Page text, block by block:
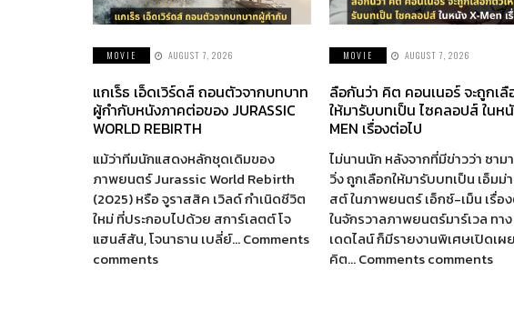
MOVIE AUGUST 7, 2026
แกเร็ธ เอ็ดเวิร์ดส์ ถอนตัวจากบทบาท
ผู้กำกับหนังภาคต่อของ JURASSIC
WORLD REBIRTH
แม้ว่าทีมนักแสดงหลักชุดเดิมของ
ภาพยนตร์ Jurassic World Rebirth
(2025) หรือ จูราสสิค เวิลด์ กำเนิดชีวิต
ใหม่ ที่ประกอบไปด้วย สการ์เลตต์ โจ
แฮนส์สัน, โจนาธาน เบลี่ย์… Comments
comments
MOVIE AUGUST 7, 2026
ลือกันว่า คิต คอนเนอร์ จะถูกเ
ให้มารับบทเป็น ไซคลอปส์ ในห
MEN เรื่องต่อไป
ไม่นานนัก หลังจากที่มีข่าวว่า ซาม
วิ่ง ถูกเลือกให้มารับบทเป็น เอ็มม่
สต์ ในภาพยนตร์ เอ็กซ์-เม็น เรื่อ
ในจักรวาลภาพยนตร์มาร์เวล ทาง
เดดไลน์ ก็มีรายงานพิเศษเปิดเผ
คิต… Comments comments